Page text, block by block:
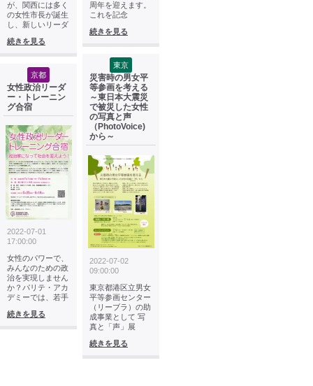
が、関西には多く
の女性市長が誕生
し、新しいリーダ
続きを見る
京都
女性政治リーダ
ー・トレーニン
グ合宿
2022-07-01
17:00:00
女性のパワーで、
みんなのための政
治を実現しません
か？パリテ・アカ
デミーでは、若手
続きを見る
周年を迎えます。
これを記念
続きを見る
東京
災害時の男女平
等参画を考える
～東日本大震災
で被災した女性
の写真と声
（PhotoVoice)
から～
2022-07-02
09:00:00
東京都港区立男女
平等参画センター
（リーブラ）の助
成事業として 写
真と「声」展
続きを見る